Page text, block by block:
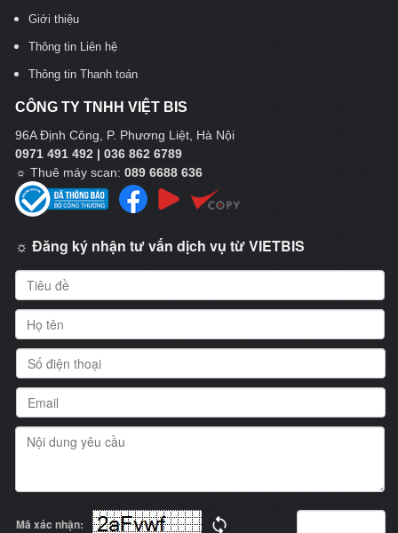
Giới thiệu
Thông tin Liên hệ
Thông tin Thanh toán
CÔNG TY TNHH VIỆT BIS
96A Định Công, P. Phương Liệt, Hà Nội
0971 491 492 | 036 862 6789
☼ Thuê máy scan: 089 6688 636
☼ Đăng ký nhận tư vấn dịch vụ từ VIETBIS
Mã xác nhận: